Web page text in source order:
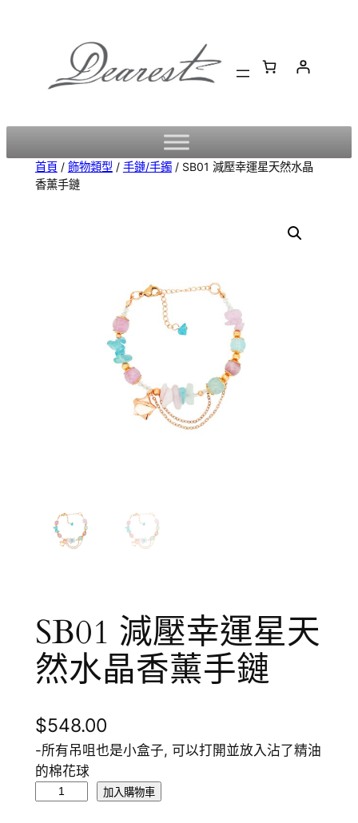
首頁/ 飾物類型 / 手鏈/手鐲/ SB01 減壓幸運星天然水晶
香薰手鏈
SB01 減壓幸運星天
然水晶香薰手鏈
$548.00
-所有吊咀也是小盒子, 可以打開並放入沾了精油
的棉花球
加入購物車